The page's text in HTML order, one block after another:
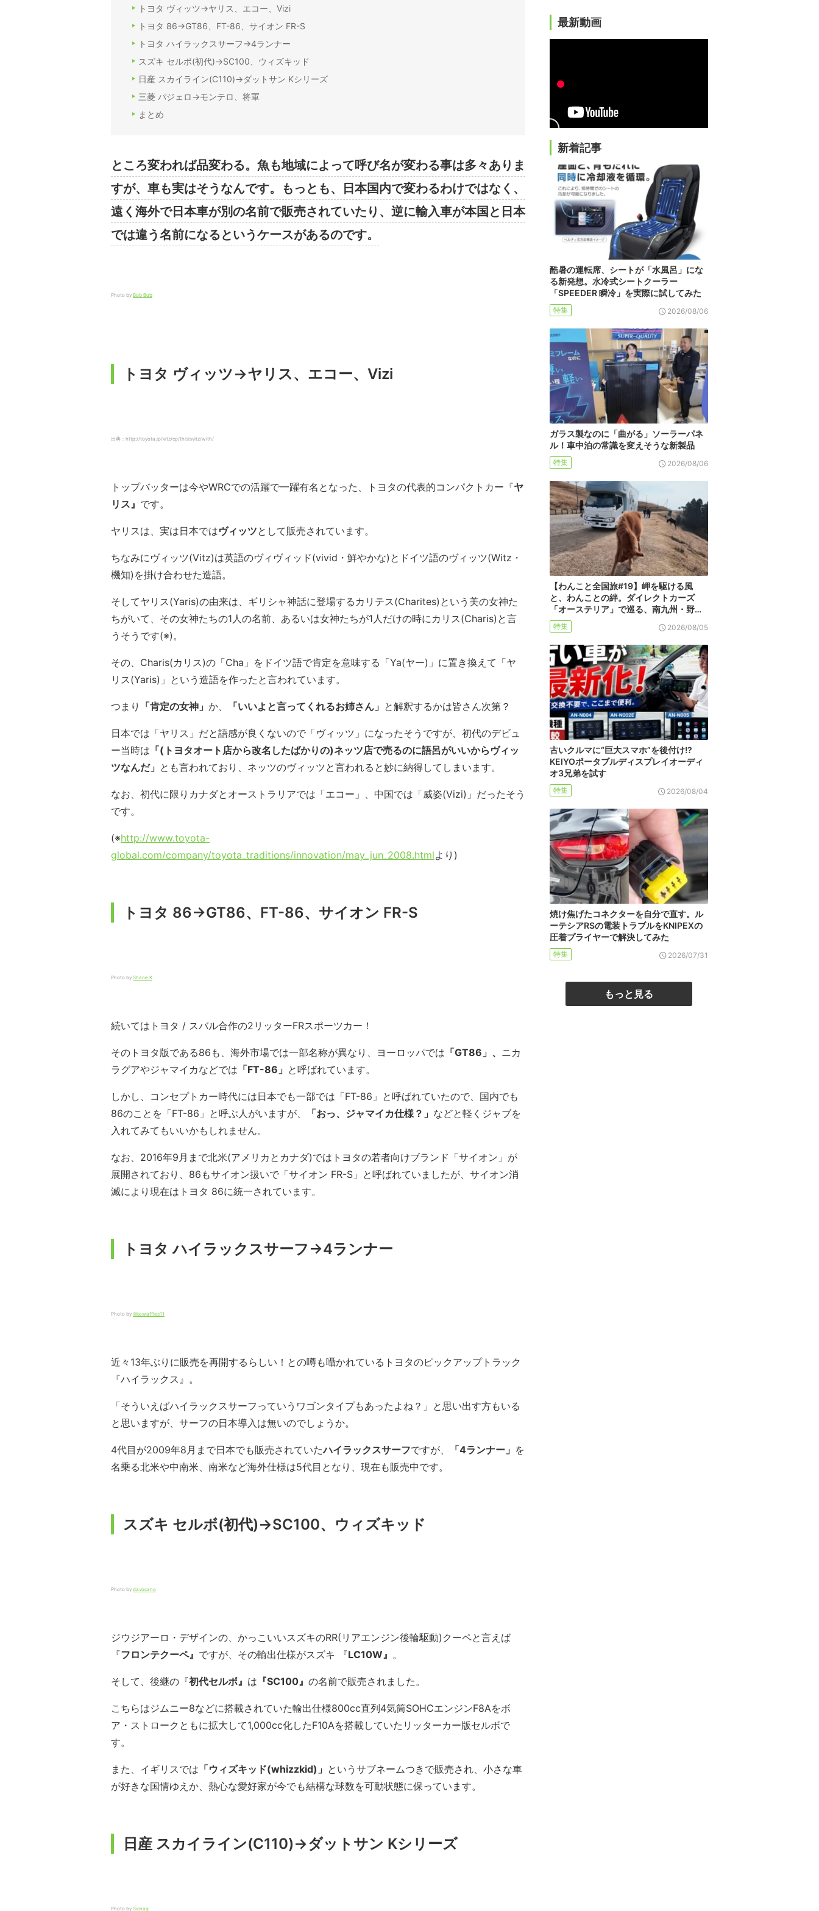
トヨタ ヴィッツ→ヤリス、エコー、Vizi
トヨタ 86→GT86、FT-86、サイオン FR-S
トヨタ ハイラックスサーフ→4ランナー
スズキ セルボ(初代)→SC100、ウィズキッド
日産 スカイライン(C110)→ダットサン Kシリーズ
三菱 パジェロ→モンテロ、将軍
まとめ
ところ変われば品変わる。魚も地域によって呼び名が変わる事は多々ありま
すが、車も実はそうなんです。もっとも、日本国内で変わるわけではなく、
遠く海外で日本車が別の名前で販売されていたり、逆に輸入車が本国と日本
では違う名前になるというケースがあるのです。
Photo by Bob Bob
トヨタ ヴィッツ→ヤリス、エコー、Vizi
出典：http://toyota.jp/vitz/cp/thisisvitz/with/
トップバッターは今やWRCでの活躍で一躍有名となった、トヨタの代表的コンパクトカー『ヤ
リス』 です。
ヤリスは、実は日本ではヴィッツとして販売されています。
ちなみにヴィッツ(Vitz)は英語のヴィヴィッド(vivid・鮮やかな)とドイツ語のヴィッツ(Witz・
機知)を掛け合わせた造語。
そしてヤリス(Yaris)の由来は、ギリシャ神話に登場するカリテス(Charites)という美の女神た
ちがいて、その女神たちの1人の名前、あるいは女神たちが1人だけの時にカリス(Charis)と言
うそうです(※)。
その、Charis(カリス)の「Cha」をドイツ語で肯定を意味する「Ya(ヤー)」に置き換えて「ヤ
リス(Yaris)」という造語を作ったと言われています。
つまり 「肯定の女神」 か、 「いいよと言ってくれるお姉さん」 と解釈するかは皆さん次第？
日本では「ヤリス」だと語感が良くないので「ヴィッツ」になったそうですが、初代のデビュ
ー当時は 「(トヨタオート店から改名したばかりの)ネッツ店で売るのに語呂がいいからヴィッ
ツなんだ」 とも言われており、ネッツのヴィッツと言われると妙に納得してしまいます。
なお、初代に限りカナダとオーストラリアでは「エコー」、中国では「威姿(Vizi)」だったそう
です。
(※http://www.toyota-
global.com/company/toyota_traditions/innovation/may_jun_2008.htmlより)
トヨタ 86→GT86、FT-86、サイオン FR-S
Photo by Shane K
続いてはトヨタ / スバル合作の2リッターFRスポーツカー！
そのトヨタ版である86も、海外市場では一部名称が異なり、ヨーロッパでは 「GT86」、 ニカ
ラグアやジャマイカなどでは 「FT-86」 と呼ばれています。
しかし、コンセプトカー時代には日本でも一部では「FT-86」と呼ばれていたので、国内でも
86のことを「FT-86」と呼ぶ人がいますが、
「おっ、ジャマイカ仕様？」 などと軽くジャブを
入れてみてもいいかもしれません。
なお、2016年9月まで北米(アメリカとカナダ)ではトヨタの若者向けブランド「サイオン」が
展開されており、86もサイオン扱いで「サイオン FR-S」と呼ばれていましたが、サイオン消
滅により現在はトヨタ 86に統一されています。
トヨタ ハイラックスサーフ→4ランナー
Photo by ilikewaffles11
近々13年ぶりに販売を再開するらしい！との噂も囁かれているトヨタのピックアップトラック
『ハイラックス』。
「そういえばハイラックスサーフっていうワゴンタイプもあったよね？」と思い出す方もいる
と思いますが、サーフの日本導入は無いのでしょうか。
4代目が2009年8月まで日本でも販売されていたハイラックスサーフですが、 「4ランナー」 を
名乗る北米や中南米、南米など海外仕様は5代目となり、現在も販売中です。
スズキ セルボ(初代)→SC100、ウィズキッド
Photo by davocano
ジウジアーロ・デザインの、かっこいいスズキのRR(リアエンジン後輪駆動)クーペと言えば
『フロンテクーペ』 ですが、その輸出仕様がスズキ 『LC10W』 。
そして、後継の『初代セルボ』 は 『SC100』 の名前で販売されました。
こちらはジムニー8などに搭載されていた輸出仕様800cc直列4気筒SOHCエンジンF8Aをボ
ア・ストロークともに拡大して1,000cc化したF10Aを搭載していたリッターカー版セルボで
す。
また、イギリスでは 「ウィズキッド(whizzkid)」 というサブネームつきで販売され、小さな車
が好きな国情ゆえか、熱心な愛好家が今でも結構な球数を可動状態に保っています。
日産 スカイライン(C110)→ダットサン Kシリーズ
Photo by Sicnag
最新動画
新着記事
酷暑の運転席、シートが「水風呂」にな
る新発想。水冷式シートクーラー
「SPEEDER 瞬冷」を実際に試してみた
特集 2026/08/06
ガラス製なのに「曲がる」ソーラーパネ
ル！車中泊の常識を変えそうな新製品
特集 2026/08/06
【わんこと全国旅#19】岬を駆ける風
と、わんことの絆。ダイレクトカーズ
「オーステリア」で巡る、南九州・野…
特集 2026/08/05
古いクルマに“巨大スマホ”を後付け!?
KEIYOポータブルディスプレイオーディ
オ3兄弟を試す
特集 2026/08/04
焼け焦げたコネクターを自分で直す。ル
ーテシアRSの電装トラブルをKNIPEXの
圧着プライヤーで解決してみた
特集 2026/07/31
もっと見る